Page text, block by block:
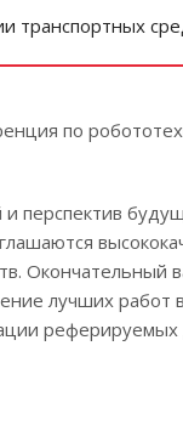
по
перспектив
Окончательный
лучших работ
реферируемых